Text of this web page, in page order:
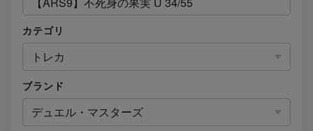
カテゴリ
トレカ
ブランド
デュエル・マスターズ